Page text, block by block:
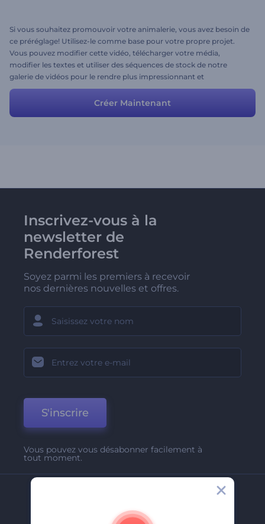
Si vous souhaitez promouvoir votre animalerie, vous avez besoin de
ce préréglage! Utilisez-le comme base pour votre propre projet.
Vous pouvez modifier cette vidéo, télécharger votre média,
modifier les textes et utiliser des séquences de stock de notre
galerie de vidéos pour le rendre plus impressionnant et
professionnel.
Créer Maintenant
Inscrivez-vous à la
newsletter de
Renderforest
Soyez parmi les premiers à recevoir
nos dernières nouvelles et offres.
S'inscrire
Vous pouvez vous désabonner facilement à
tout moment.
A Propos De Nous